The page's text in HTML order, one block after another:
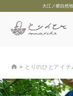
大江ノ郷自然
とりのひとアイテ